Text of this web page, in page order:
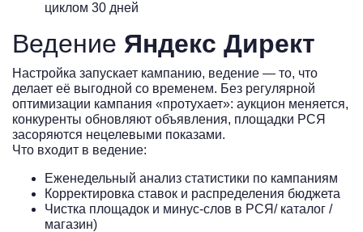
циклом 30 дней
Ведение Яндекс Директ
Настройка запускает кампанию, ведение — то, что
делает её выгодной со временем. Без регулярной
оптимизации кампания «протухает»: аукцион меняется,
конкуренты обновляют объявления, площадки РСЯ
засоряются нецелевыми показами.
Что входит в ведение:
Еженедельный анализ статистики по кампаниям
Корректировка ставок и распределения бюджета
Чистка площадок и минус-слов в РСЯ/ каталог /
магазин)